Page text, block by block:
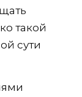
такой
сути